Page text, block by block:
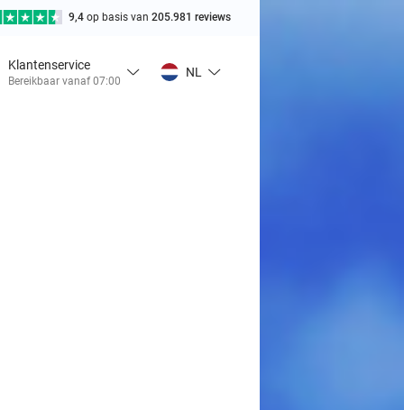
9,4 op basis van 205.981 reviews
Klantenservice
Bereikbaar vanaf 07:00
NL